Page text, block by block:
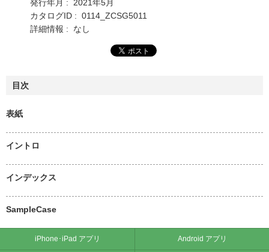
発行年月 : 2021年5月
カタログID : 0114_ZCSG5011
詳細情報 : なし
目次
表紙
イントロ
インデックス
SampleCase
iPhone･iPad アプリ Android アプリ